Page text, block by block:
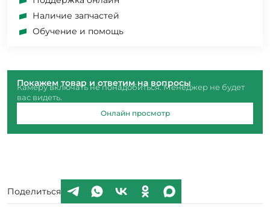
Наличие запчастей
Обучение и помощь
Покажем товар и ответим на вопросы
Камеру включать не понадобиться. Менеджер не будет
вас видеть.
Онлайн просмотр
Поделиться